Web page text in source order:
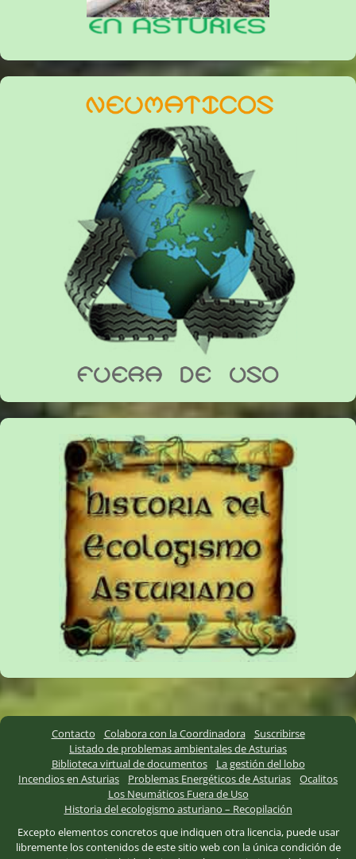
Contacto Colabora con la Coordinadora
Suscribirse
Listado de problemas ambientales de Asturias
Biblioteca virtual de documentos
La gestión del lobo
Incendios en Asturias
Problemas Energéticos de Asturias
Ocalitos
Los Neumáticos Fuera de Uso
Historia del ecologismo asturiano – Recopilación
Excepto elementos concretos que indiquen otra licencia, puede usar
libremente los contenidos de este sitio web con la única condición de